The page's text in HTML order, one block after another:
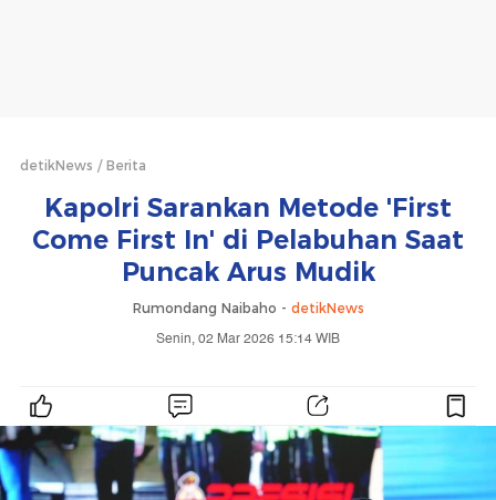
detikNews Berita
Kapolri Sarankan Metode 'First
Come First In' di Pelabuhan Saat
Puncak Arus Mudik
Rumondang Naibaho - detikNews
Senin, 02 Mar 2026 15:14 WIB